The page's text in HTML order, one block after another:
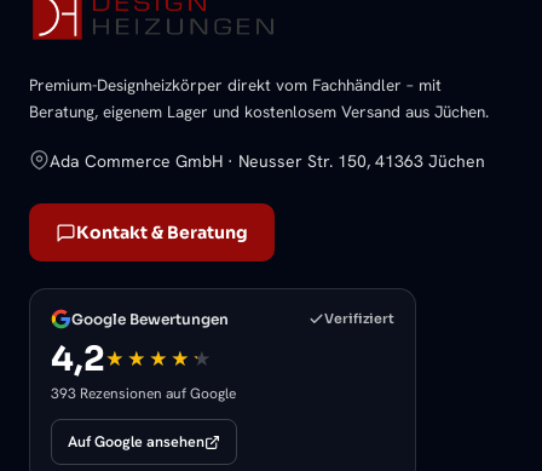
Premium-Designheizkörper direkt vom Fachhändler – mit
Beratung, eigenem Lager und kostenlosem Versand aus Jüchen.
Ada Commerce GmbH · Neusser Str. 150, 41363 Jüchen
Kontakt & Beratung
Google Bewertungen Verifiziert
4,2
393 Rezensionen auf Google
Auf Google ansehen